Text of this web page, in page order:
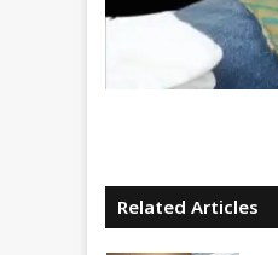
Related Articles